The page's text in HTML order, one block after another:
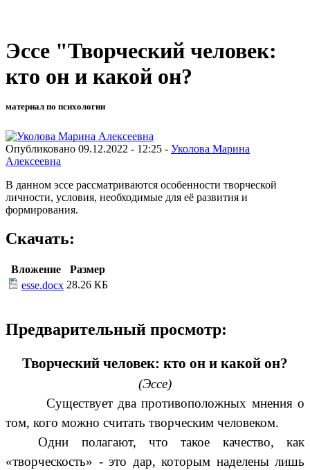
Эссе "Творческий человек:
кто он и какой он?
материал по психологии
Опубликовано 09.12.2022 - 12:25 - Уколова Марина
Алексеевна
В данном эссе рассматриваются особенности творческой
личности, условия, необходимые для её развития и
формирования.
Скачать:
Вложение
Размер
esse.docx 28.26 КБ
Предварительный просмотр:
Творческий человек: кто он и какой он?
(Эссе)
Существует два противоположных мнения о
том, кого можно считать творческим человеком.
Одни полагают, что такое качество, как
«творческость» - это дар, которым наделены лишь